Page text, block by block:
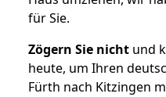
für Sie.
Zögern Sie nicht und
heute, um Ihren
Fürth nach Kitzingen